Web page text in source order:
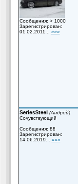
Сообщения: > 1000
Зарегистрирован:
01.02.2011... »»»
SeriesSteel (Андрей)
Сочувствующий
Сообщения: 88
Зарегистрирован:
14.06.2019... »»»